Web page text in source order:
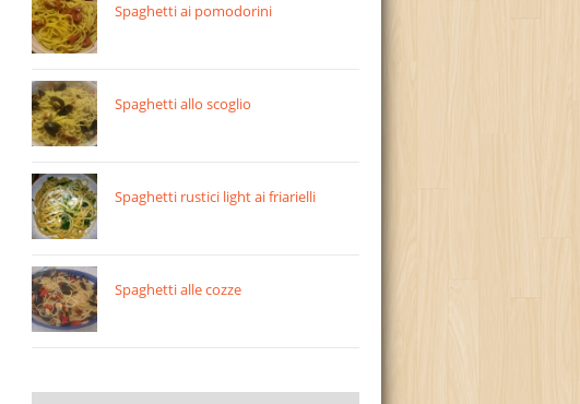
Spaghetti ai pomodorini
Spaghetti allo scoglio
Spaghetti rustici light ai friarielli
Spaghetti alle cozze